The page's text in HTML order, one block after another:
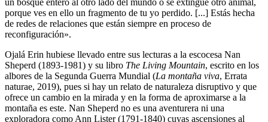
porque ves en ello un fragmento de tu yo perdido. [...] Estás hecha
de redes de relaciones que están siempre en proceso de
reconfiguración».
Ojalá Erin hubiese llevado entre sus lecturas a la escocesa Nan
Sheperd (1893-1981) y su libro The Living Mountain, escrito en los
albores de la Segunda Guerra Mundial (La montaña viva, Errata
naturae, 2019), pues si hay un relato de naturaleza disruptivo y que
ofrece un cambio en la mirada y en la forma de aproximarse a la
montaña es este. Nan Sheperd no es una aventurera ni una
exploradora como Ann Lister (1791-1840) cuyas ascensiones al